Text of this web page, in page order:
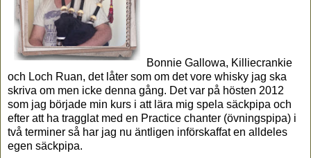
Bonnie Gallowa, Killiecrankie
och Loch Ruan, det låter som om det vore whisky jag ska
skriva om men icke denna gång. Det var på hösten 2012
som jag började min kurs i att lära mig spela säckpipa och
efter att ha tragglat med en Practice chanter (övningspipa) i
två terminer så har jag nu äntligen införskaffat en alldeles
egen säckpipa.